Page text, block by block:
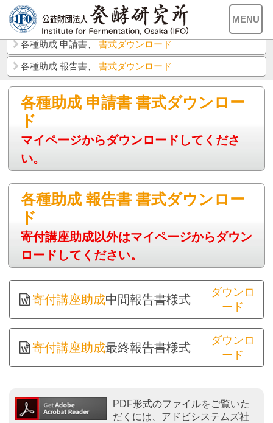
MENU
各種助成 申請書 書式ダウンロード
各種助成 報告書 書式ダウンロード
各種助成 申請書 書式ダウンロー
ド
マイページからダウンロードしてくださ
い。
各種助成 報告書 書式ダウンロー
ド
寄付講座助成以外はマイページからダウン
ロードしてください。
寄付講座助成中間報告書様式
寄付講座助成最終報告書様式
PDF形式のファイルをご覧いた
だくには、アドビシステムズ社